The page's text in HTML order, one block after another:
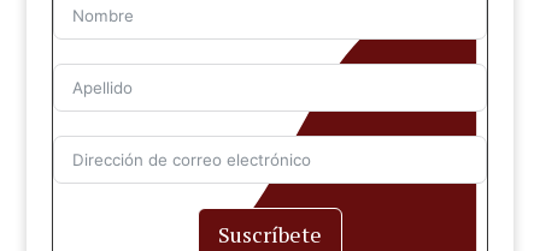
Suscríbete